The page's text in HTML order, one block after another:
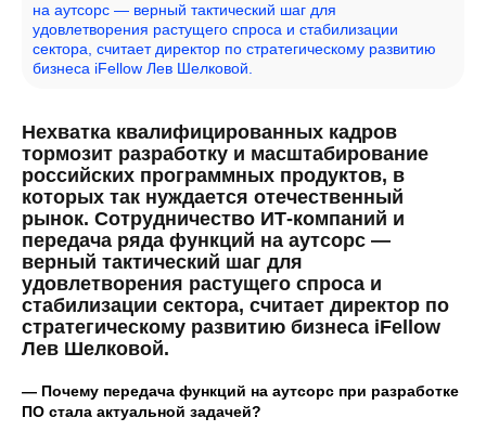
на аутсорс — верный тактический шаг для
удовлетворения растущего спроса и стабилизации
сектора, считает директор по стратегическому развитию
бизнеса iFellow Лев Шелковой.
Нехватка квалифицированных кадров
тормозит разработку и масштабирование
российских программных продуктов, в
которых так нуждается отечественный
рынок. Сотрудничество ИТ-компаний и
передача ряда функций на аутсорс —
верный тактический шаг для
удовлетворения растущего спроса и
стабилизации сектора, считает директор по
стратегическому развитию бизнеса iFellow
Лев Шелковой.
— Почему передача функций на аутсорс при разработке
ПО стала актуальной задачей?